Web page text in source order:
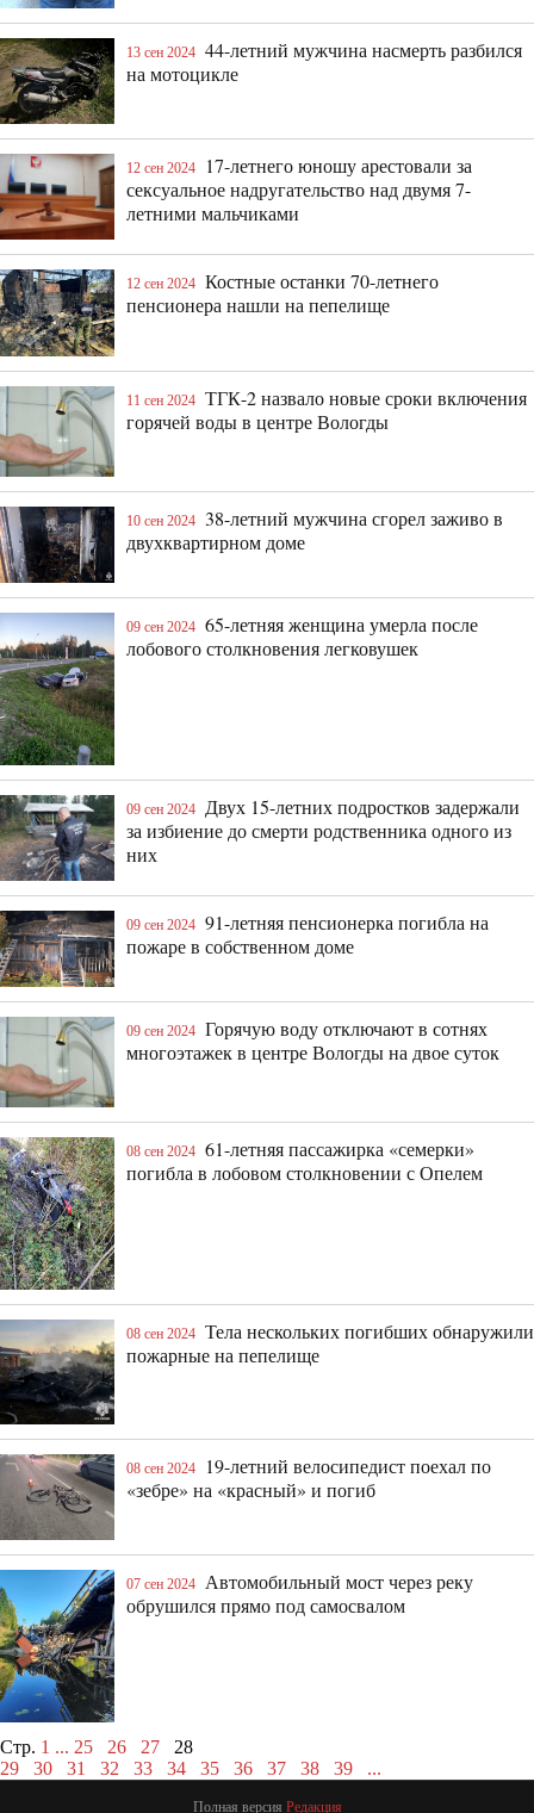
13 сен 2024 44-летний мужчина насмерть разбился
на мотоцикле
12 сен 2024
17-летнего юношу арестовали за
сексуальное надругательство над двумя 7-
летними мальчиками
12 сен 2024 Костные останки 70-летнего
пенсионера нашли на пепелище
11 сен 2024 ТГК-2 назвало новые сроки включения
горячей воды в центре Вологды
10 сен 2024
38-летний мужчина сгорел заживо в
двухквартирном доме
09 сен 2024 65-летняя женщина умерла после
лобового столкновения легковушек
09 сен 2024
Двух 15-летних подростков задержали
за избиение до смерти родственника одного из
них
09 сен 2024 91-летняя пенсионерка погибла на
пожаре в собственном доме
09 сен 2024 Горячую воду отключают в сотнях
многоэтажек в центре Вологды на двое суток
08 сен 2024 61-летняя пассажирка «семерки»
погибла в лобовом столкновении с Опелем
08 сен 2024 Тела нескольких погибших обнаружили
пожарные на пепелище
08 сен 2024
19-летний велосипедист поехал по
«зебре» на «красный» и погиб
07 сен 2024
Автомобильный мост через реку
обрушился прямо под самосвалом
Стр. 1 ... 25 26 27 28
29
30 31 32 33 34 35 36 37 38 39 ...
Полная версия Редакция